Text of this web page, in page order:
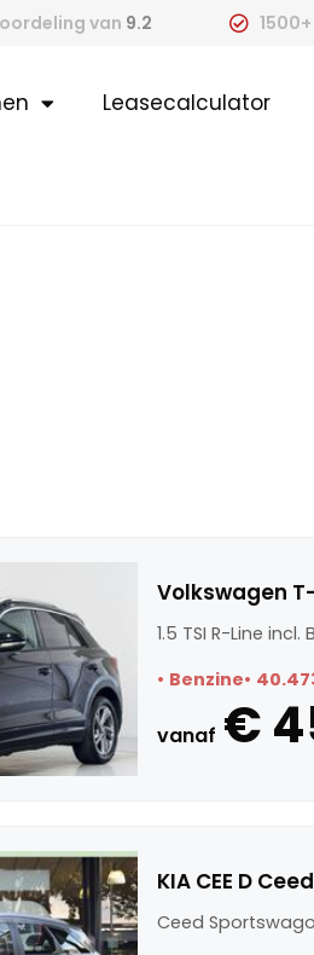
van 9.2
Leasecalculator
Volkswagen T-
1.5 TSI R-Line incl.
Benzine
vanaf €
KIA CEE D
Ceed